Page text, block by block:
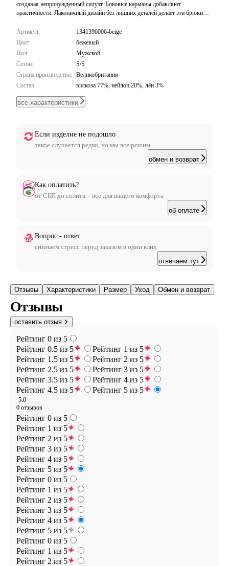
создавая непринужденный силуэт. Боковые карманы добавляют
практичности. Лаконичный дизайн без лишних деталей делает эти брюки
сочетаются с футболками, рубашками и легкими кардиганами.
Артикул:
1341396006-beige
Цвет:
бежевый
Пол:
Мужской
Сезон:
S/S
Страна производства: Великобритания
Состав:
вискоза 77%, нейлон 20%, лён 3%
все характеристики
Если изделие не подошло
такое случается редко, но мы все решим
обмен и возврат
Как оплатить?
от СБП до сплита – все для вашего комфорта
об оплате
Вопрос - ответ
снимаем стресс перед заказом в один клик
отвечаем тут
Отзывы Характеристики Размер Уход Обмен и возврат
Отзывы
оставить отзыв
Рейтинг 0 из 5
Рейтинг 0.5 из 5
Рейтинг 1 из 5
Рейтинг 1.5 из 5
Рейтинг 2 из 5
Рейтинг 2.5 из 5
Рейтинг 3 из 5
Рейтинг 3.5 из 5
Рейтинг 4 из 5
Рейтинг 4.5 из 5
Рейтинг 5 из 5
5.0
0 отзывов
Рейтинг 0 из 5
Рейтинг 1 из 5
Рейтинг 2 из 5
Рейтинг 3 из 5
Рейтинг 4 из 5
Рейтинг 5 из 5
Рейтинг 0 из 5
Рейтинг 1 из 5
Рейтинг 2 из 5
Рейтинг 3 из 5
Рейтинг 4 из 5
Рейтинг 5 из 5
Рейтинг 0 из 5
Рейтинг 1 из 5
Рейтинг 2 из 5